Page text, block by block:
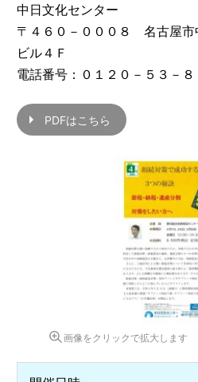
中日文化センター
〒４６０－０００８ 名古屋
ビル４Ｆ
電話番号：０１２０－５３－８
PDFはこちら
画像をクリックで拡大します